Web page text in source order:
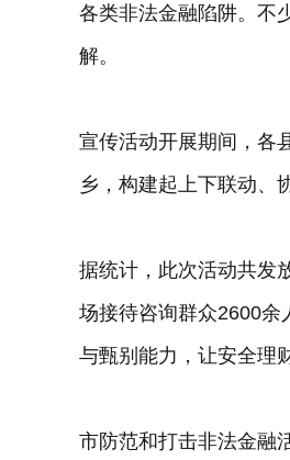
各类非法金融陷阱。不
解。
宣传活动开展期间，各
乡，构建起上下联动、
据统计，此次活动共发
场接待咨询群众2600余
与甄别能力，让安全理
市防范和打击非法金融